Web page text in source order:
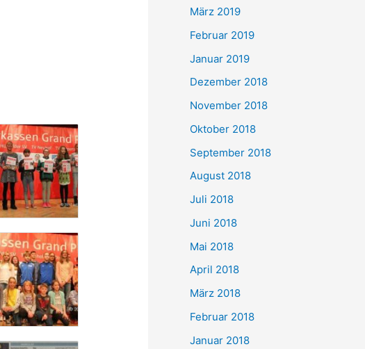
März 2019
Februar 2019
Januar 2019
Dezember 2018
November 2018
Oktober 2018
September 2018
August 2018
Juli 2018
Juni 2018
Mai 2018
April 2018
März 2018
Februar 2018
Januar 2018